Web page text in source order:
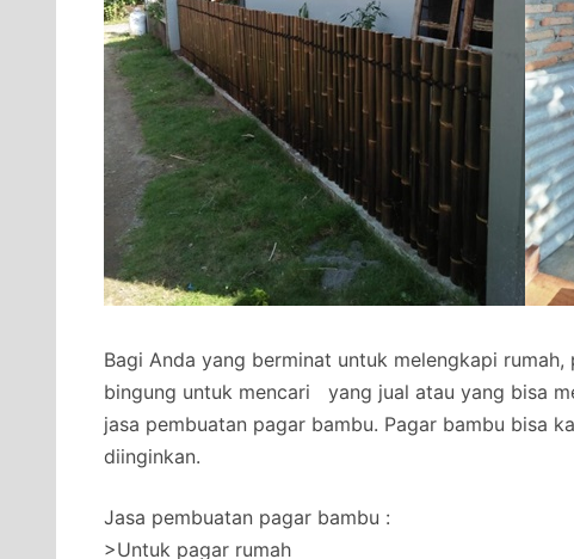
Bagi Anda yang berminat untuk melengkapi
bingung untuk mencari yang jual atau yang bisa
jasa pembuatan pagar bambu. Pagar bambu bisa
diinginkan.
Jasa pembuatan pagar bambu :
>Untuk pagar rumah